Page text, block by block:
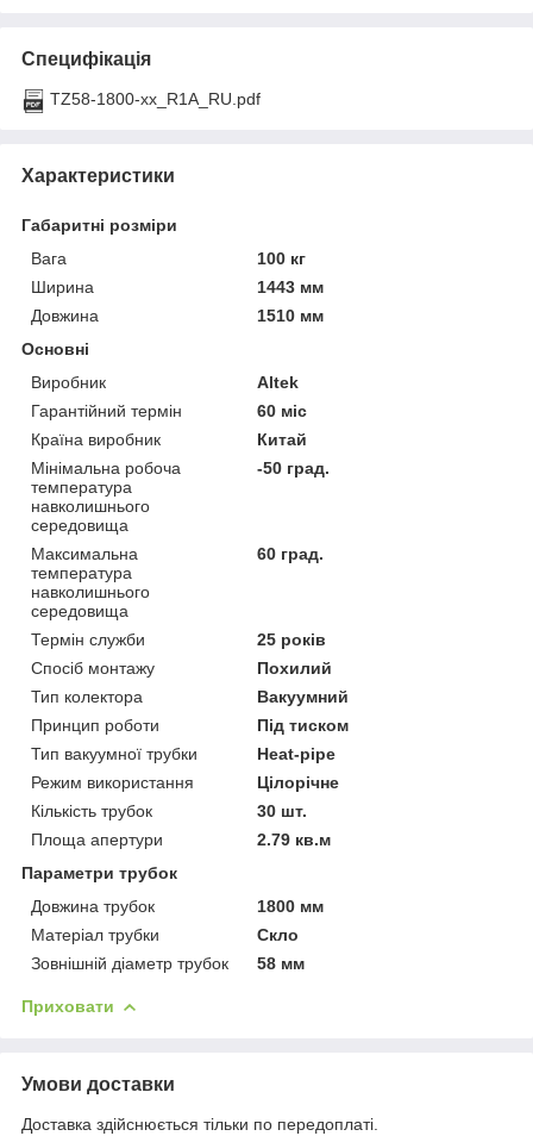
Специфікація
TZ58-1800-xx_R1A_RU.pdf
Характеристики
Габаритні розміри
Вага
100 кг
Ширина
1443 мм
Довжина
1510 мм
Основні
Виробник
Altek
Гарантійний термін
60 міс
Країна виробник
Китай
Мінімальна робоча
температура
навколишнього
середовища
-50 град.
Максимальна
температура
навколишнього
середовища
60 град.
Термін служби
25 років
Спосіб монтажу
Похилий
Тип колектора
Вакуумний
Принцип роботи
Під тиском
Тип вакуумної трубки
Heat-pipe
Режим використання
Цілорічне
Кількість трубок
30 шт.
Площа апертури
2.79 кв.м
Параметри трубок
Довжина трубок
1800 мм
Матеріал трубки
Скло
Зовнішній діаметр трубок
58 мм
Приховати
Умови доставки
Доставка здійснюється тільки по передоплаті.